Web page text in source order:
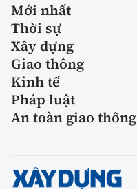
Mới nhất
Thời sự
Xây dựng
Giao thông
Kinh tế
Pháp luật
An toàn giao thông